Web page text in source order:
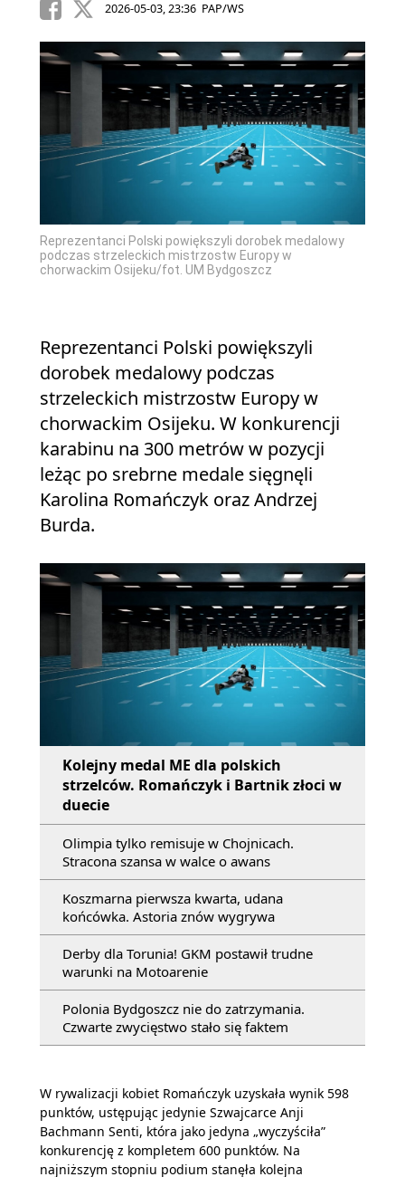
2026-05-03, 23:36 PAP/WS
Reprezentanci Polski powiększyli dorobek medalowy
podczas strzeleckich mistrzostw Europy w
chorwackim Osijeku/fot. UM Bydgoszcz
Reprezentanci Polski powiększyli
dorobek medalowy podczas
strzeleckich mistrzostw Europy w
chorwackim Osijeku. W konkurencji
karabinu na 300 metrów w pozycji
leżąc po srebrne medale sięgnęli
Karolina Romańczyk oraz Andrzej
Burda.
Kolejny medal ME dla polskich
strzelców. Romańczyk i Bartnik złoci w
duecie
Olimpia tylko remisuje w Chojnicach.
Stracona szansa w walce o awans
Koszmarna pierwsza kwarta, udana
końcówka. Astoria znów wygrywa
Derby dla Torunia! GKM postawił trudne
warunki na Motoarenie
Polonia Bydgoszcz nie do zatrzymania.
Czwarte zwycięstwo stało się faktem
W rywalizacji kobiet Romańczyk uzyskała wynik 598
punktów, ustępując jedynie Szwajcarce Anji
Bachmann Senti, która jako jedyna „wyczyściła”
konkurencję z kompletem 600 punktów. Na
najniższym stopniu podium stanęła kolejna